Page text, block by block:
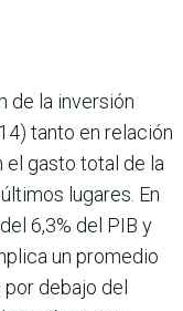
de la inversión
tanto en relación
el gasto total de la
lugares. En
6,3% del PIB y
un promedio
debajo del